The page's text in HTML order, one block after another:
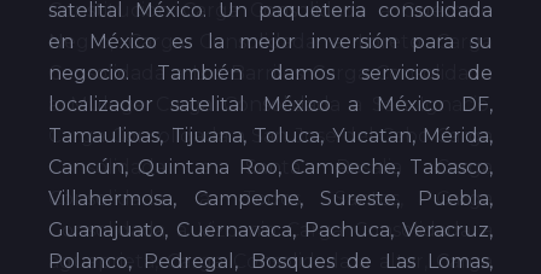
satelital México. Un paqueteria consolidada
en México es la mejor inversión para su
negocio. También damos servicios de
localizador satelital México a México DF,
Tamaulipas, Tijuana, Toluca, Yucatan, Mérida,
Cancún, Quintana Roo, Campeche, Tabasco,
Villahermosa, Campeche, Sureste, Puebla,
Guanajuato, Cuernavaca, Pachuca, Veracruz,
Polanco, Pedregal, Bosques de Las Lomas,